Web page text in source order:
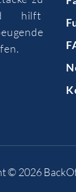
hilft
© 2026